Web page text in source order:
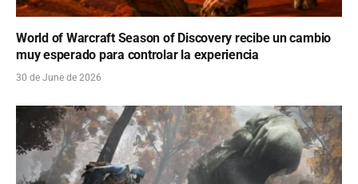
World of Warcraft Season of Discovery recibe un cambio
muy esperado para controlar la experiencia
30 de June de 2026